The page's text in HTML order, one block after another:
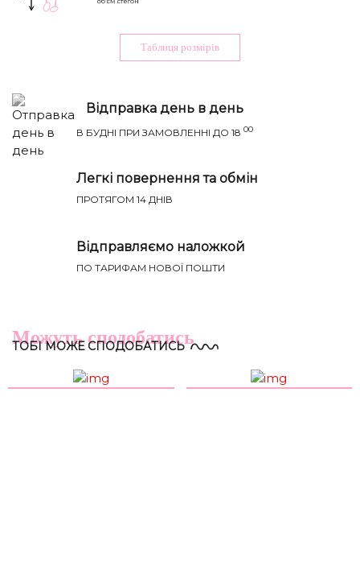
Таблиця розмiрiв
Відправка день в день
В БУДНІ ПРИ ЗАМОВЛЕННІ ДО 18 00
Легкі повернення та обмін
ПРОТЯГОМ 14 ДНІВ
Відправляємо наложкой
ПО ТАРИФАМ НОВОЇ ПОШТИ
Можуть сподобатись
ТОБІ МОЖЕ СПОДОБАТИСЬ
НАПИСАТИ IВАНЦI
Річ ідеально сяде на параметри:
XS-S